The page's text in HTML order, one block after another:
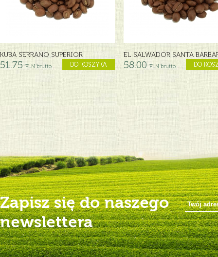
KUBA SERRANO SUPERIOR
51.75 PLN brutto DO KOSZYKA
EL SALWADOR SANTA
58.00 PLN brutto DO
Zapisz się do naszego
newslettera